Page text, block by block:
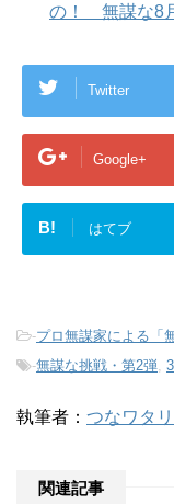
の！ 無謀な8
Twitter
Google+
B! はてブ
-プロ無謀家による「
-無謀な挑戦・第2弾
執筆者： つなワタリ
関連記事